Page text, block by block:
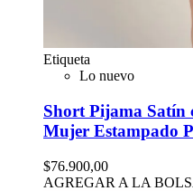
Etiqueta
Lo nuevo
Short Pijama Satín
Mujer Estampado
$76.900,00
AGREGAR A LA